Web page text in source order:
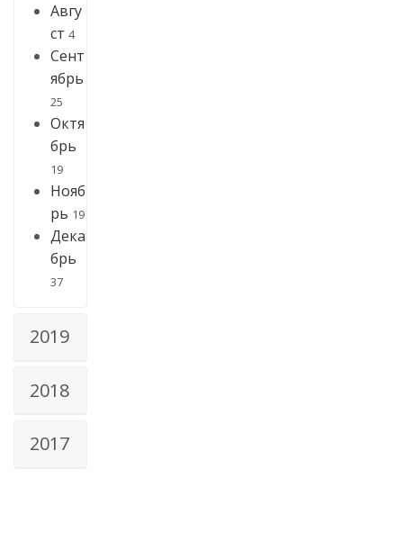
Авгу
ст 4
Сент
ябрь
25
Октя
брь
19
Нояб
рь 19
Дека
брь
37
2019
2018
2017